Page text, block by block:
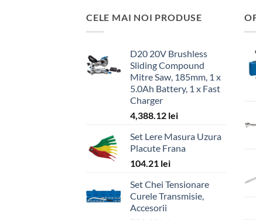
CELE MAI NOI PRODUSE
D20 20V Brushless
Sliding Compound
Mitre Saw, 185mm, 1 x
5.0Ah Battery, 1 x Fast
Charger
4,388.12 lei
Set Lere Masura Uzura
Placute Frana
104.21 lei
Set Chei Tensionare
Curele Transmisie,
Accesorii